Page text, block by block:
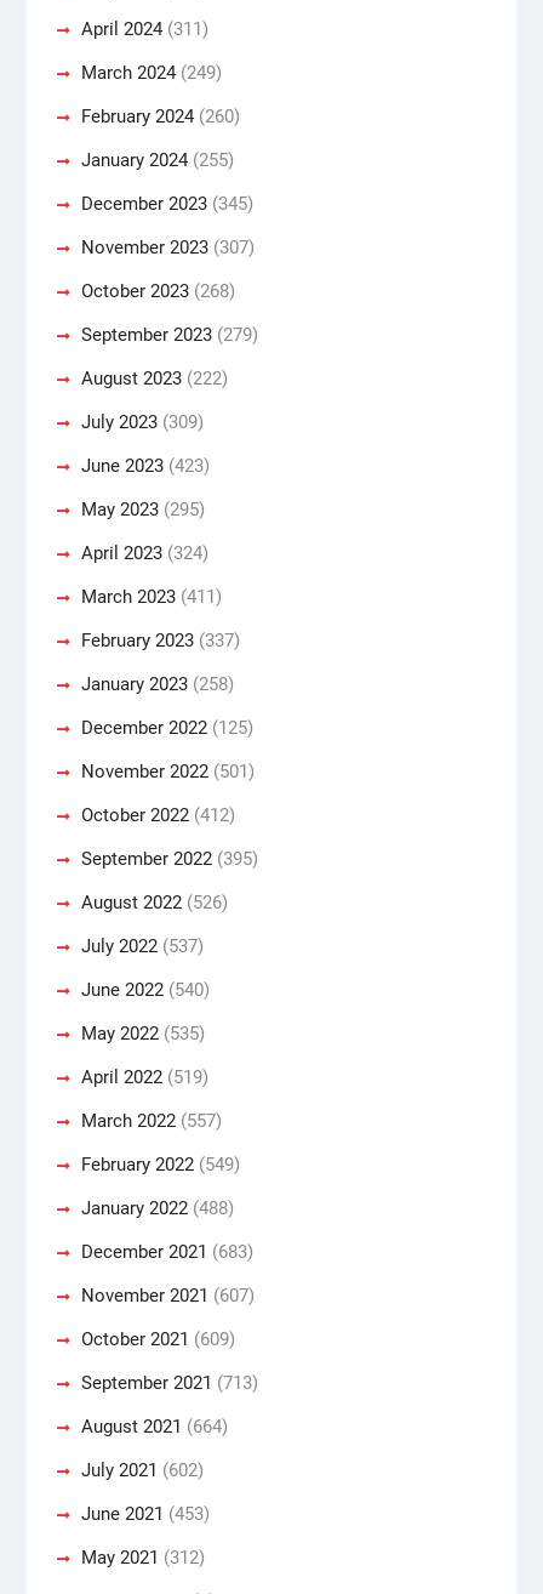
April 2024(311)
March 2024(249)
February 2024(260)
January 2024(255)
December 2023(345)
November 2023(307)
October 2023(268)
September 2023(279)
August 2023(222)
July 2023(309)
June 2023(423)
May 2023(295)
April 2023(324)
March 2023(411)
February 2023(337)
January 2023(258)
December 2022(125)
November 2022(501)
October 2022(412)
September 2022(395)
August 2022(526)
July 2022(537)
June 2022(540)
May 2022(535)
April 2022(519)
March 2022(557)
February 2022(549)
January 2022(488)
December 2021 (683)
November 2021 (607)
October 2021 (609)
September 2021 (713)
August 2021 (664)
July 2021 (602)
June 2021 (453)
May 2021 (312)